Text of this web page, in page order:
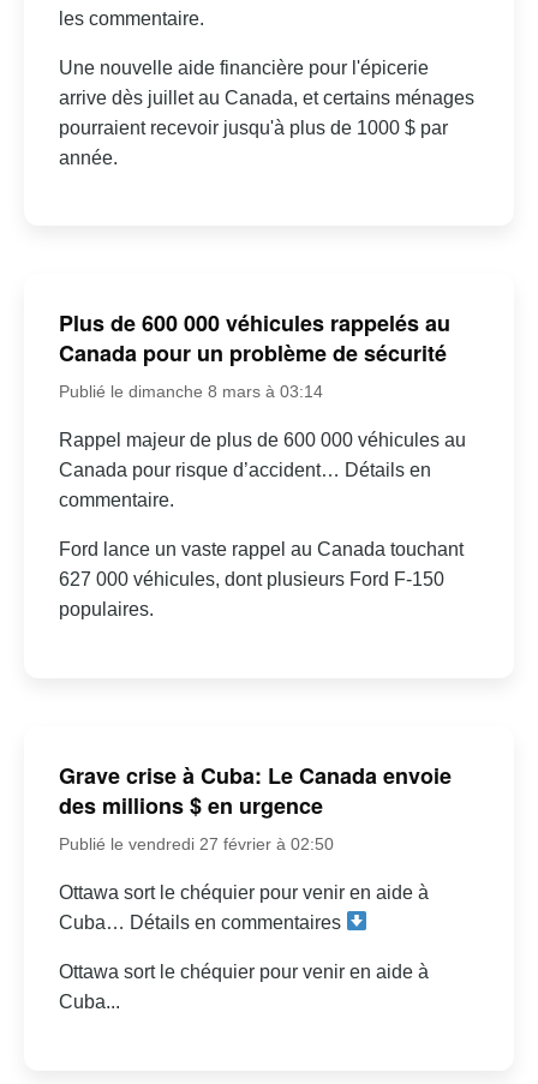
les commentaire.
Une nouvelle aide financière pour l'épicerie
arrive dès juillet au Canada, et certains ménages
pourraient recevoir jusqu'à plus de 1000 $ par
année.
Plus de 600 000 véhicules rappelés au
Canada pour un problème de sécurité
Publié le dimanche 8 mars à 03:14
Rappel majeur de plus de 600 000 véhicules au
Canada pour risque d’accident… Détails en
commentaire.
Ford lance un vaste rappel au Canada touchant
627 000 véhicules, dont plusieurs Ford F-150
populaires.
Grave crise à Cuba: Le Canada envoie
des millions $ en urgence
Publié le vendredi 27 février à 02:50
Ottawa sort le chéquier pour venir en aide à
Cuba… Détails en commentaires
Ottawa sort le chéquier pour venir en aide à
Cuba...